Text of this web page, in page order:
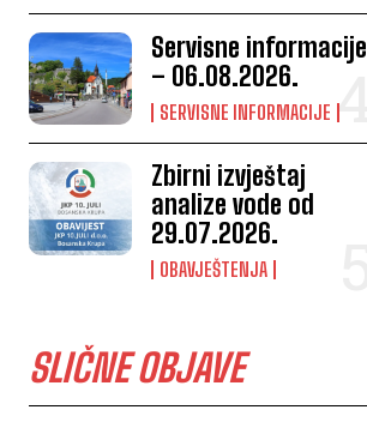
Servisne informacije
– 06.08.2026.
SERVISNE INFORMACIJE
Zbirni izvještaj
analize vode od
29.07.2026.
OBAVJEŠTENJA
SLIČNE OBJAVE